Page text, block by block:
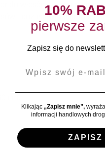
do włosów,
i pozostawia naturalny
cm.
10%
pierwsze
Zapisz się do
Klikając „Zapisz mnie”,
informacji handlowych
ZAPISZ